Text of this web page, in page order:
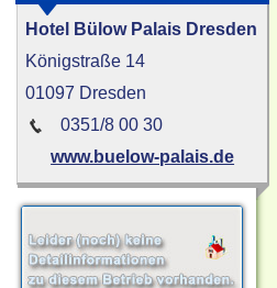
Hotel Bülow Palais Dresden
Königstraße 14
01097 Dresden
0351/8 00 30
www.buelow-palais.de